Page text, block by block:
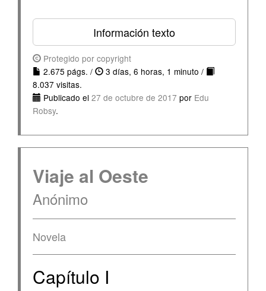
Información texto
Protegido por copyright
2.675 págs. /
3 días, 6 horas, 1 minuto /
8.037 visitas.
Publicado el 27 de octubre de 2017 por Edu
Robsy.
Viaje al Oeste
Anónimo
Novela
Capítulo I